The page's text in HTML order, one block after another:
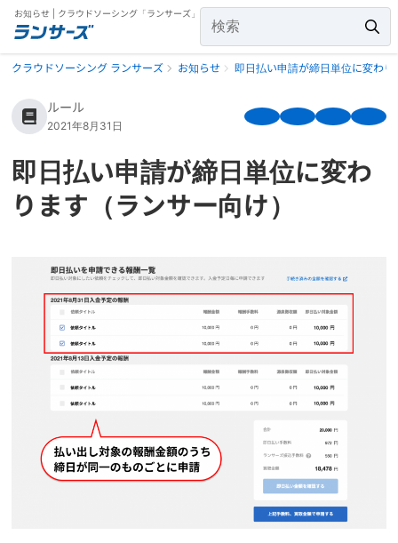
お知らせ | クラウドソーシング「ランサーズ」
クラウドソーシング ランサーズ お知らせ 即日払い申請が締日単位に変わ
ルール
2021年8月31日
即日払い申請が締日単位に変わ
ります（ランサー向け）